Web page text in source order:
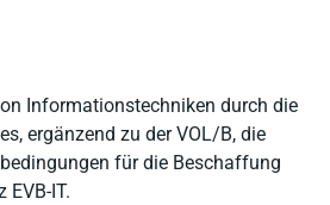
Informationstechniken durch die
ergänzend zu der VOL/B, die
für die Beschaffung
EVB-IT.